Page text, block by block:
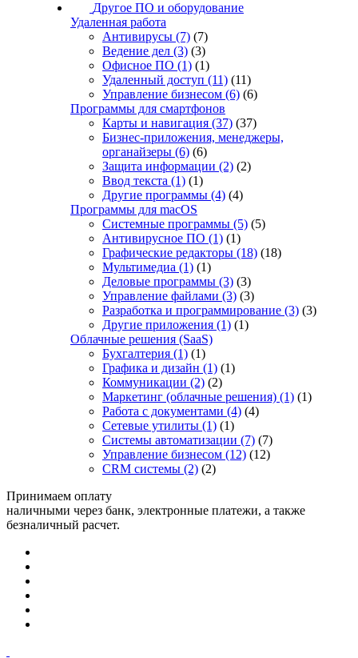
Другое ПО и оборудование
Удаленная работа
Антивирусы (7) (7)
Ведение дел (3) (3)
Офисное ПО (1) (1)
Удаленный доступ (11) (11)
Управление бизнесом (6) (6)
Программы для смартфонов
Карты и навигация (37) (37)
Бизнес-приложения, менеджеры,
органайзеры (6) (6)
Защита информации (2) (2)
Ввод текста (1) (1)
Другие программы (4) (4)
Программы для macOS
Системные программы (5) (5)
Антивирусное ПО (1) (1)
Графические редакторы (18) (18)
Мультимедиа (1) (1)
Деловые программы (3) (3)
Управление файлами (3) (3)
Разработка и программирование (3) (3)
Другие приложения (1) (1)
Облачные решения (SaaS)
Бухгалтерия (1) (1)
Графика и дизайн (1) (1)
Коммуникации (2) (2)
Маркетинг (облачные решения) (1) (1)
Работа с документами (4) (4)
Сетевые утилиты (1) (1)
Системы автоматизации (7) (7)
Управление бизнесом (12) (12)
CRM системы (2) (2)
Принимаем оплату
наличными через банк, электронные платежи, а также
безналичный расчет.